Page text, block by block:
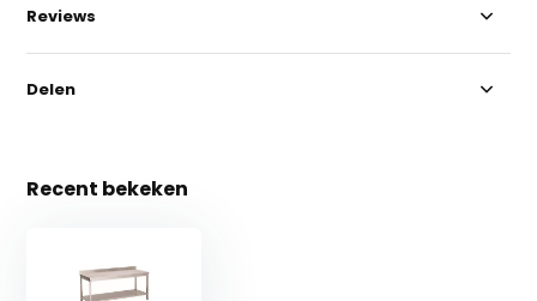
Reviews
Delen
Recent bekeken